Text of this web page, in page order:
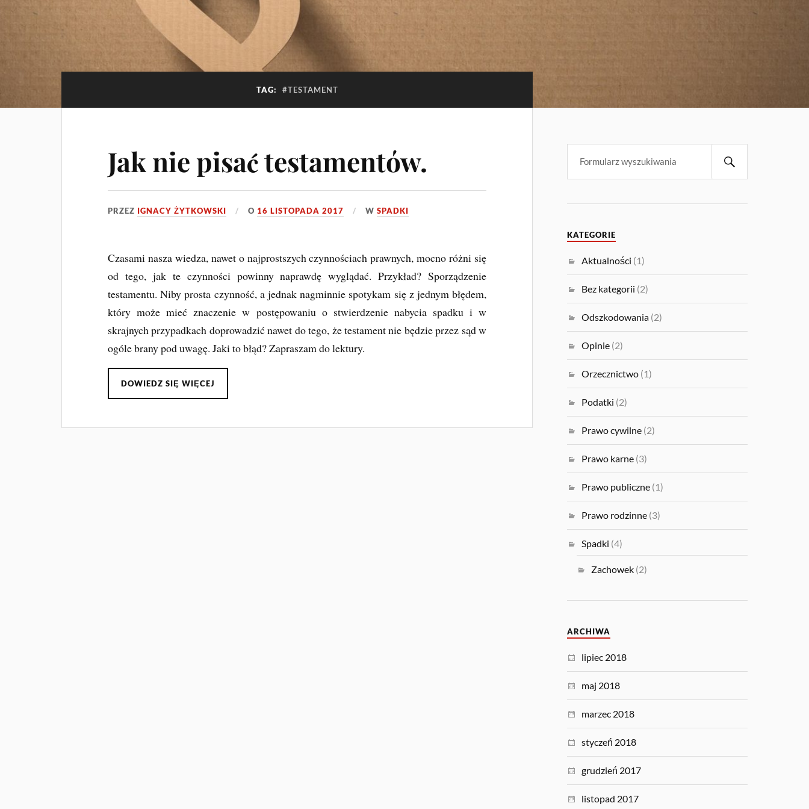
TAG: #TESTAMENT
Jak nie pisać testamentów.
PRZEZ IGNACY ŻYTKOWSKI O 16 LISTOPADA 2017 WSPADKI
Czasami nasza wiedza, nawet o najprostszych czynnościach prawnych, mocno różni się
od tego, jak te czynności powinny naprawdę wyglądać. Przykład? Sporządzenie
testamentu. Niby prosta czynność, a jednak nagminnie spotykam się z jednym błędem,
który może mieć znaczenie w postępowaniu o stwierdzenie nabycia spadku i w
skrajnych przypadkach doprowadzić nawet do tego, że testament nie będzie przez sąd w
ogóle brany pod uwagę. Jaki to błąd? Zapraszam do lektury.
DOWIEDZ SIĘ WIĘCEJ
KATEGORIE
Aktualności (1)
Bez kategorii (2)
Odszkodowania (2)
Opinie (2)
Orzecznictwo (1)
Podatki (2)
Prawo cywilne (2)
Prawo karne (3)
Prawo publiczne (1)
Prawo rodzinne (3)
Spadki (4)
Zachowek (2)
ARCHIWA
lipiec 2018
maj 2018
marzec 2018
styczeń 2018
grudzień 2017
listopad 2017